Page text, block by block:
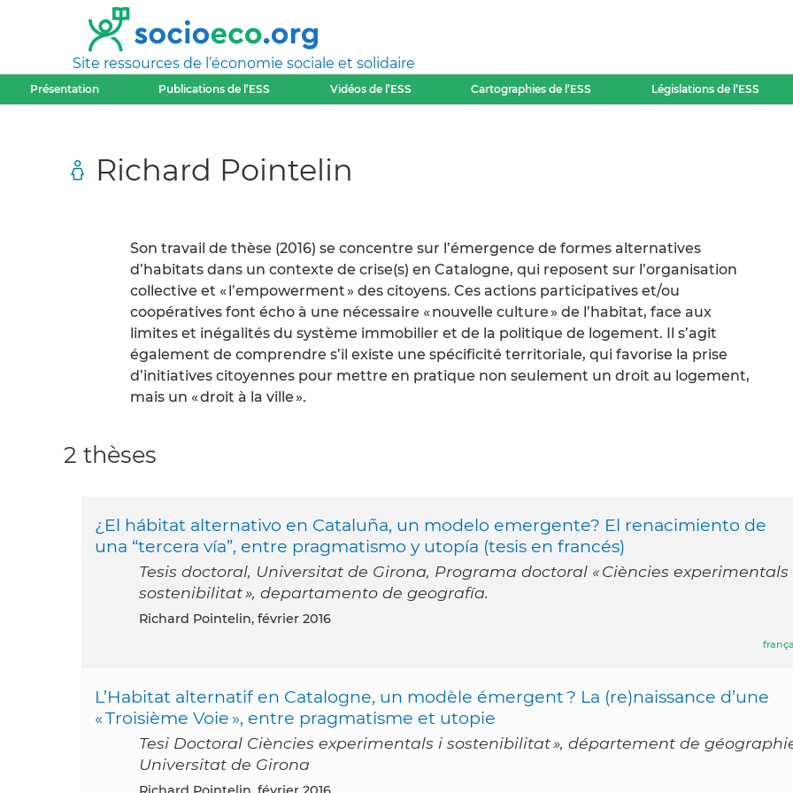
Site ressources de l’économie sociale et solidaire
Présentation Publications de l’ESS Vidéos de l’ESS Cartographies de l’ESS Législations de l’ESS
Richard Pointelin
Son travail de thèse (2016) se concentre sur l’émergence de formes alternatives
d’habitats dans un contexte de crise(s) en Catalogne, qui reposent sur l’organisation
collective et « l’empowerment » des citoyens. Ces actions participatives et/ou
coopératives font écho à une nécessaire « nouvelle culture » de l’habitat, face aux
limites et inégalités du système immobilier et de la politique de logement. Il s’agit
également de comprendre s’il existe une spécificité territoriale, qui favorise la prise
d’initiatives citoyennes pour mettre en pratique non seulement un droit au logement,
mais un « droit à la ville ».
2 thèses
¿El hábitat alternativo en Cataluña, un modelo emergente? El renacimiento de
una “tercera vía”, entre pragmatismo y utopía (tesis en francés)
Tesis doctoral, Universitat de Girona, Programa doctoral « Ciències experimentals
sostenibilitat », departamento de geografía.
Richard Pointelin, février 2016
L’Habitat alternatif en Catalogne, un modèle émergent ? La (re)naissance d’une
« Troisième Voie », entre pragmatisme et utopie
Tesi Doctoral Ciències experimentals i sostenibilitat », département de
Universitat de Girona